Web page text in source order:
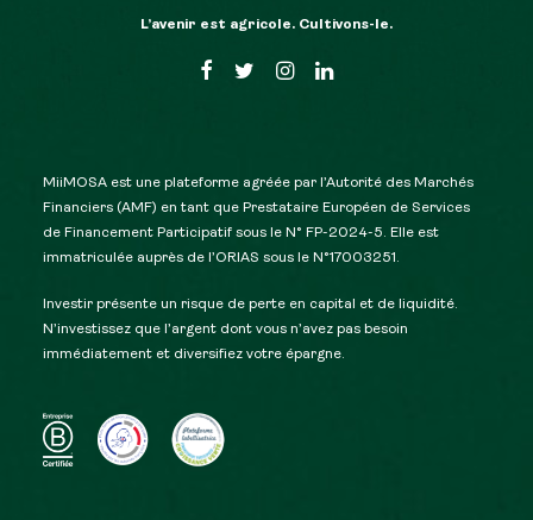
L’avenir est agricole. Cultivons-le.
MiiMOSA est une plateforme agréée par l’Autorité des Marchés
Financiers (AMF) en tant que Prestataire Européen de Services
de Financement Participatif sous le N° FP-2024-5. Elle est
immatriculée auprès de l’ORIAS sous le N°17003251.
Investir présente un risque de perte en capital et de liquidité.
N’investissez que l’argent dont vous n’avez pas besoin
immédiatement et diversifiez votre épargne.